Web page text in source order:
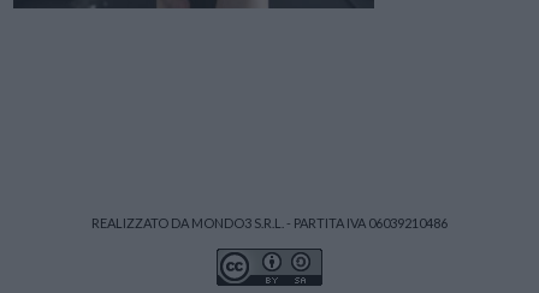
REALIZZATO DA MONDO3 S.R.L. - PARTITA IVA 06039210486